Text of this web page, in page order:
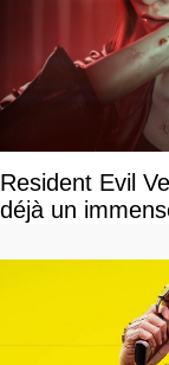
Resident Evil
déjà un